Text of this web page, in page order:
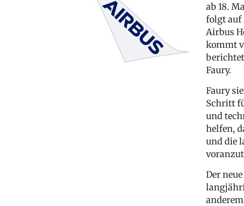
ab 18.
folgt auf
Airbus
kommt
Faury.
Faury
Schritt
und
helfen,
und die
Der